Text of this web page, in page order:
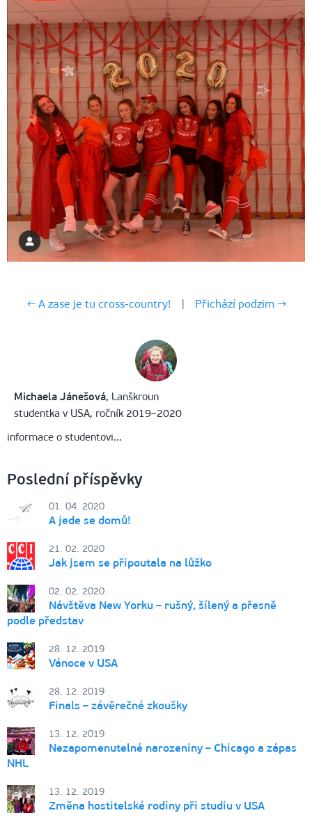
← A zase je tu cross-country! Přichází podzim →
Michaela Jánešová, Lanškroun
studentka v USA, ročník 2019–2020
informace o studentovi...
Poslední příspěvky
01. 04. 2020
A jede se domů!
21. 02. 2020
Jak jsem se připoutala na lůžko
02. 02. 2020
Návštěva New Yorku – rušný, šílený a přesně
podle představ
28. 12. 2019
Vánoce v USA
28. 12. 2019
Finals – závěrečné zkoušky
13. 12. 2019
Nezapomenutelné narozeniny – Chicago a zápas
NHL
13. 12. 2019
Změna hostitelské rodiny při studiu v USA